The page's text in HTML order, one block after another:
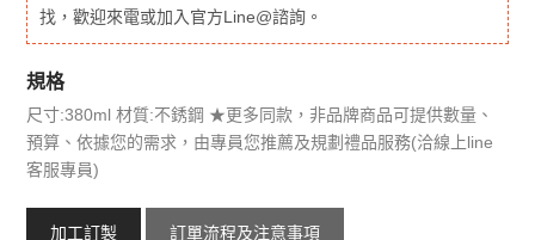
找，歡迎來電或加入官方Line@諮詢。
規格
尺寸:380ml 材質:不銹鋼 ★更多同款，非品牌商品可提供數量、
預算、依據您的需求，由專員您推薦及規劃禮品服務(洽線上line
客服專員)
加工訂製 訂單流程及注意事項